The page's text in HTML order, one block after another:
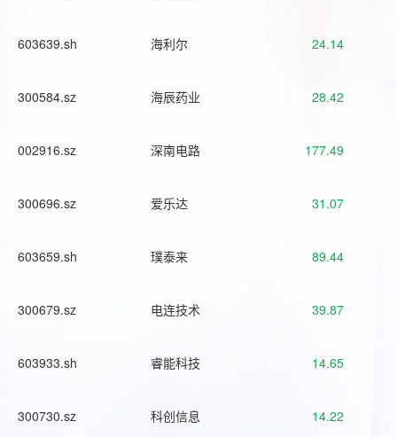
603639.sh 海利尔 24.14
300584.sz 海辰药业 28.42
002916.sz 深南电路 177.49
300696.sz 爱乐达 31.07
603659.sh 璞泰来 89.44
300679.sz 电连技术 39.87
603933.sh 睿能科技 14.65
300730.sz 科创信息 14.22